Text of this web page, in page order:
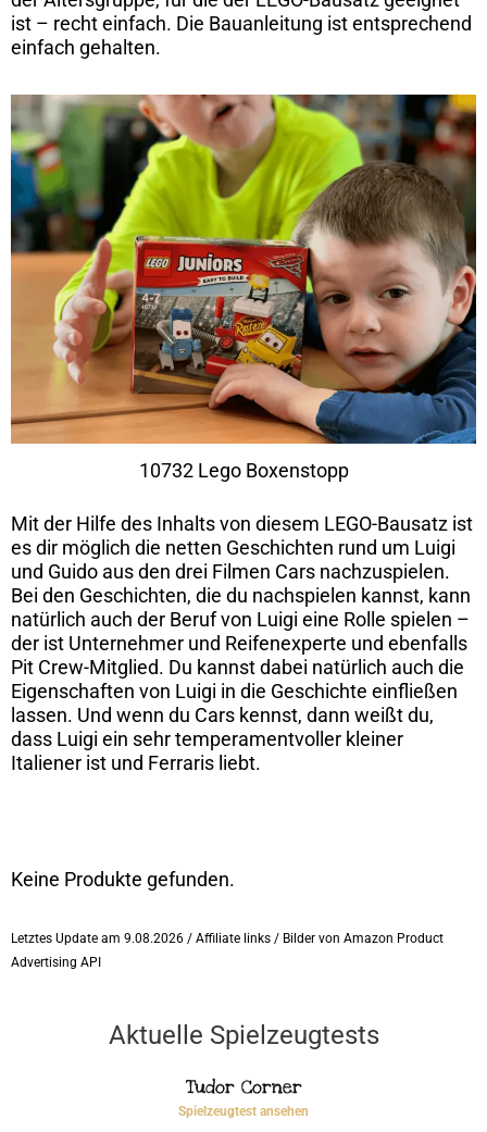
ist – recht einfach. Die Bauanleitung ist entsprechend
einfach gehalten.
10732 Lego Boxenstopp
Mit der Hilfe des Inhalts von diesem LEGO-Bausatz ist
es dir möglich die netten Geschichten rund um Luigi
und Guido aus den drei Filmen Cars nachzuspielen.
Bei den Geschichten, die du nachspielen kannst, kann
natürlich auch der Beruf von Luigi eine Rolle spielen –
der ist Unternehmer und Reifenexperte und ebenfalls
Pit Crew-Mitglied. Du kannst dabei natürlich auch die
Eigenschaften von Luigi in die Geschichte einfließen
lassen. Und wenn du Cars kennst, dann weißt du,
dass Luigi ein sehr temperamentvoller kleiner
Italiener ist und Ferraris liebt.
Keine Produkte gefunden.
Letztes Update am 9.08.2026 / Affiliate links / Bilder von Amazon Product
Advertising API
Aktuelle Spielzeugtests
Tudor Corner
Spielzeugtest ansehen